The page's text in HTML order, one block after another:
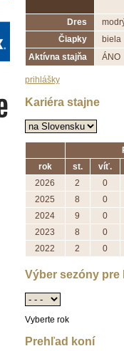
Dres
Čiapky
biela
Aktívna stajňa
ÁNO
prihlášky
Kariéra stajne
rok
st. víť.
2026
2 0
2025
8 0
2024
9 0
2023
8 0
2022
2 0
Výber sezóny pre
Vyberte rok
Prehľad koní